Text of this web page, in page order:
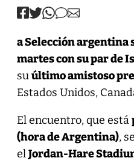
a Selección argentina
martes con su par de
suúltimo amistoso
Estados Unidos,
El encuentro, que está
(hora de Argentina),
elJordan-Hare